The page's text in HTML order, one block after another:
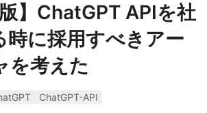
】ChatGPT APIを社
時に採用すべきアー
を考えた
ChatGPT-API